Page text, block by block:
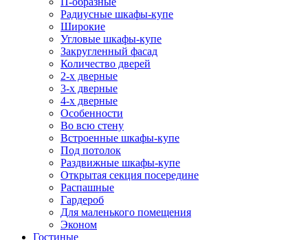
Радиусные шкафы-купе
Широкие
Угловые шкафы-купе
Закругленный фасад
Количество дверей
2-х дверные
3-х дверные
4-х дверные
Особенности
Во всю стену
Встроенные шкафы-купе
Под потолок
Раздвижные шкафы-купе
Открытая секция посередине
Распашные
Гардероб
Для маленького помещения
Эконом
Гостиные